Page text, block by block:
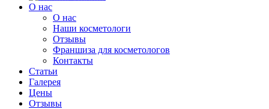
O нас
O нас
Наши косметологи
Отзывы
Франшиза для косметологов
Контакты
Статьи
Галерея
Цены
Отзывы